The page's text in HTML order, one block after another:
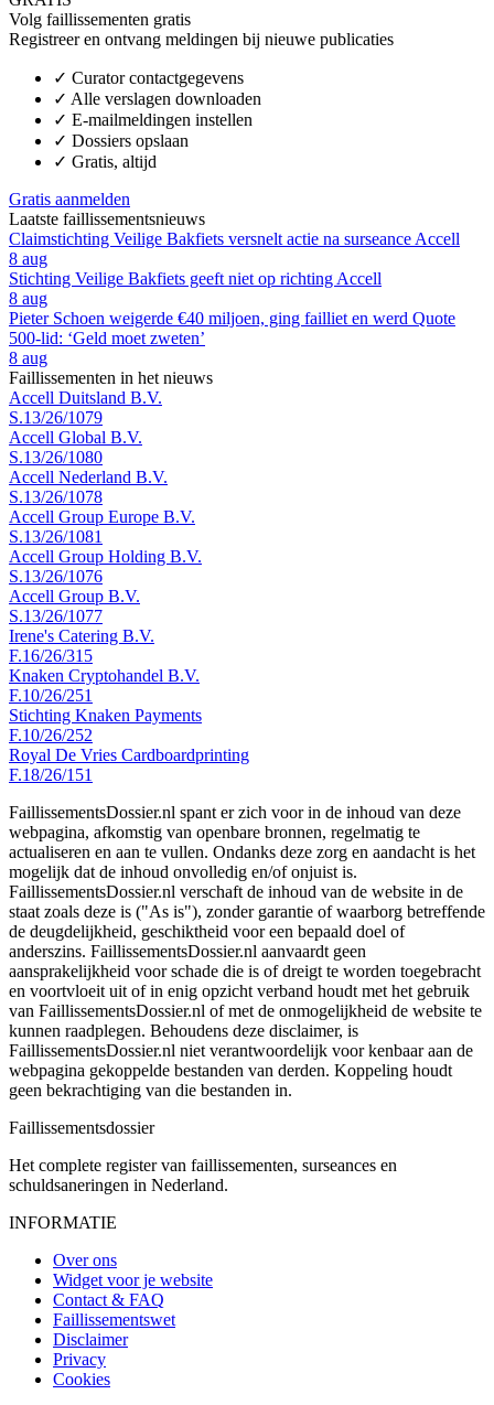
Volg faillissementen gratis
Registreer en ontvang meldingen bij nieuwe publicaties
✓ Curator contactgegevens
✓ Alle verslagen downloaden
✓ E-mailmeldingen instellen
✓ Dossiers opslaan
✓ Gratis, altijd
Gratis aanmelden
Laatste faillissementsnieuws
Claimstichting Veilige Bakfiets versnelt actie na surseance Accell
8 aug
Stichting Veilige Bakfiets geeft niet op richting Accell
8 aug
Pieter Schoen weigerde €40 miljoen, ging failliet en werd Quote
500-lid: ‘Geld moet zweten’
8 aug
Faillissementen in het nieuws
Accell Duitsland B.V.
S.13/26/1079
Accell Global B.V.
S.13/26/1080
Accell Nederland B.V.
S.13/26/1078
Accell Group Europe B.V.
S.13/26/1081
Accell Group Holding B.V.
S.13/26/1076
Accell Group B.V.
S.13/26/1077
Irene's Catering B.V.
F.16/26/315
Knaken Cryptohandel B.V.
F.10/26/251
Stichting Knaken Payments
F.10/26/252
Royal De Vries Cardboardprinting
F.18/26/151
FaillissementsDossier.nl spant er zich voor in de inhoud van deze
webpagina, afkomstig van openbare bronnen, regelmatig te
actualiseren en aan te vullen. Ondanks deze zorg en aandacht is het
mogelijk dat de inhoud onvolledig en/of onjuist is.
FaillissementsDossier.nl verschaft de inhoud van de website in de
staat zoals deze is ("As is"), zonder garantie of waarborg betreffende
de deugdelijkheid, geschiktheid voor een bepaald doel of
anderszins. FaillissementsDossier.nl aanvaardt geen
aansprakelijkheid voor schade die is of dreigt te worden toegebracht
en voortvloeit uit of in enig opzicht verband houdt met het gebruik
van FaillissementsDossier.nl of met de onmogelijkheid de website te
kunnen raadplegen. Behoudens deze disclaimer, is
FaillissementsDossier.nl niet verantwoordelijk voor kenbaar aan de
webpagina gekoppelde bestanden van derden. Koppeling houdt
geen bekrachtiging van die bestanden in.
Faillissementsdossier
Het complete register van faillissementen, surseances en
schuldsaneringen in Nederland.
INFORMATIE
Over ons
Widget voor je website
Contact & FAQ
Faillissementswet
Disclaimer
Privacy
Cookies